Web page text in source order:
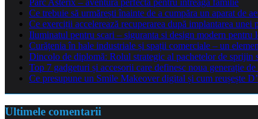
Ce trebuie să urmărești înainte de a cumpăra un aparat de
Ce exerciții accelerează recuperarea după implantarea unei
Iluminatul pentru scari – siguranta si design modern pentru
Curățenia în hale industriale și spații comerciale – un
Dincolo de diplomă: Rolul strategic al pachetelor de sprijin
Top 7 gadgeturi și accesorii care definesc noua generație
Ce presupune un Smile Makeover digital și cum reușește
Ultimele comentarii